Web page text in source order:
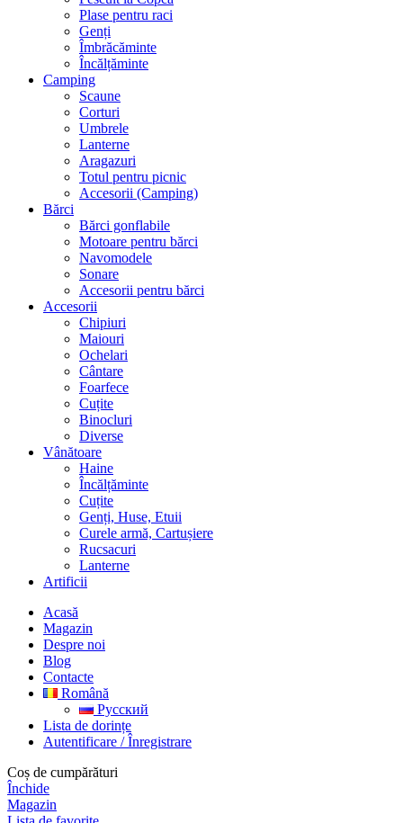
Plase pentru raci
Genți
Îmbrăcăminte
Încălțăminte
Camping
Scaune
Corturi
Umbrele
Lanterne
Aragazuri
Totul pentru picnic
Accesorii (Camping)
Bărci
Bărci gonflabile
Motoare pentru bărci
Navomodele
Sonare
Accesorii pentru bărci
Accesorii
Chipiuri
Maiouri
Ochelari
Cântare
Foarfece
Cuțite
Binocluri
Diverse
Vânătoare
Haine
Încălțăminte
Cuțite
Genți, Huse, Etuii
Curele armă, Cartușiere
Rucsacuri
Lanterne
Artificii
Acasă
Magazin
Despre noi
Blog
Contacte
Română
Русский
Lista de dorințe
Autentificare / Înregistrare
Coș de cumpărături
Închide
Magazin